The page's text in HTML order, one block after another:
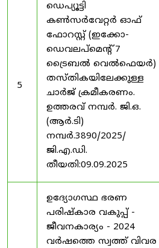
5
ഡെപ്യൂട്ടി
കൺസർവേറ്റർ ഓഫ്
ഫോറസ്റ്റ് (ഇക്കോ-
ഡെവലപ്മെന്റ് 7
ട്രൈബൽ വെൽഫെയർ)
തസ്തികയിലേക്കുള്ള
ചാർജ് ക്രമീകരണം.
ഉത്തരവ് നമ്പർ. ജി.ഒ.
(ആർ.ടി)
നമ്പർ.3890/2025/
ജി.എ.ഡി.
തീയതി:09.09.2025
ഉദ്യോഗസ്ഥ ഭരണ
പരിഷ്കാര വകുപ്പ് -
ജീവനകാര്യം - 2024
വർഷത്തെ സ്വത്ത് വിവര